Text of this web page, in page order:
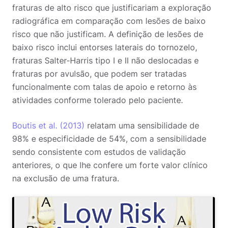
fraturas de alto risco que justificariam a exploração
radiográfica em comparação com lesões de baixo
risco que não justificam. A definição de lesões de
baixo risco inclui entorses laterais do tornozelo,
fraturas Salter-Harris tipo I e II não deslocadas e
fraturas por avulsão, que podem ser tratadas
funcionalmente com talas de apoio e retorno às
atividades conforme tolerado pelo paciente.
Boutis et al. (2013) relatam uma sensibilidade de
98% e especificidade de 54%, com a sensibilidade
sendo consistente com estudos de validação
anteriores, o que lhe confere um forte valor clínico
na exclusão de uma fratura.